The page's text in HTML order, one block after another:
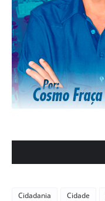
Cidadania Cidade